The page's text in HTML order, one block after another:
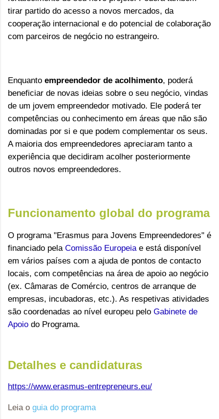
tirar partido do acesso a novos mercados, da
cooperação internacional e do potencial de colaboração
com parceiros de negócio no estrangeiro.
Enquanto empreendedor de acolhimento, poderá
beneficiar de novas ideias sobre o seu negócio, vindas
de um jovem empreendedor motivado. Ele poderá ter
competências ou conhecimento em áreas que não são
dominadas por si e que podem complementar os seus.
A maioria dos empreendedores apreciaram tanto a
experiência que decidiram acolher posteriormente
outros novos empreendedores.
Funcionamento global do programa
O programa "Erasmus para Jovens Empreendedores" é
financiado pela Comissão Europeia e está disponível
em vários países com a ajuda de pontos de contacto
locais, com competências na área de apoio ao negócio
(ex. Câmaras de Comércio, centros de arranque de
empresas, incubadoras, etc.). As respetivas atividades
são coordenadas ao nível europeu pelo Gabinete de
Apoio do Programa.
Detalhes e candidaturas
https://www.erasmus-entrepreneurs.eu/
Leia o guia do programa